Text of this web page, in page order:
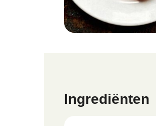
Ingrediënten